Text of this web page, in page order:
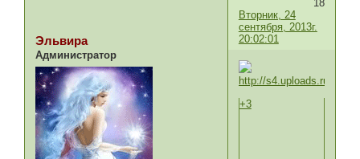
18
Вторник, 24
сентября, 2013г.
20:02:01
Эльвира
Администратор
+3